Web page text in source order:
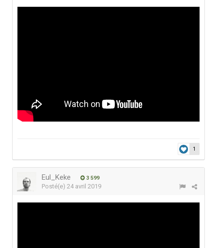
1
Eul_Keke 3 599
Posté(e) 24 avril 2019